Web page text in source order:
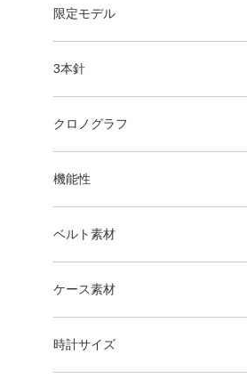
限定モデル
3本針
クロノグラフ
機能性
ベルト素材
ケース素材
時計サイズ